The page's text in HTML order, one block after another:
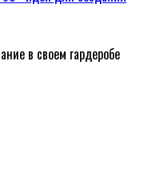
в своем гардеробе